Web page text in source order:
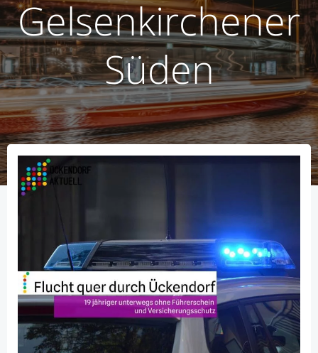
Gelsenkirchener
Süden